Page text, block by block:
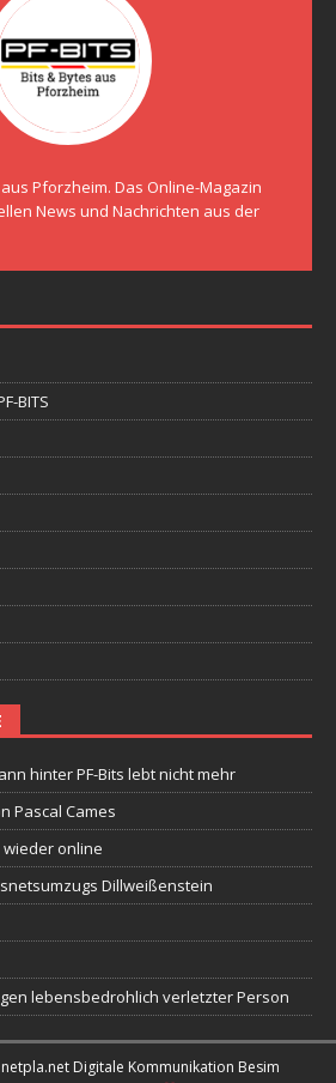
aus Pforzheim. Das Online-Magazin
News und Nachrichten aus der
BITS
hinter PF-Bits lebt nicht mehr
Pascal Cames
wieder online
Dillweißenstein
lebensbedrohlich verletzter Person
netpla.net Digitale Kommunikation Besim